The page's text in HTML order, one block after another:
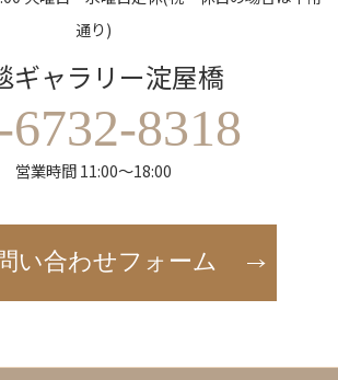
通り)
ギャラリー淀屋橋
6732-8318
営業時間 11:00～18:00
い合わせフォーム